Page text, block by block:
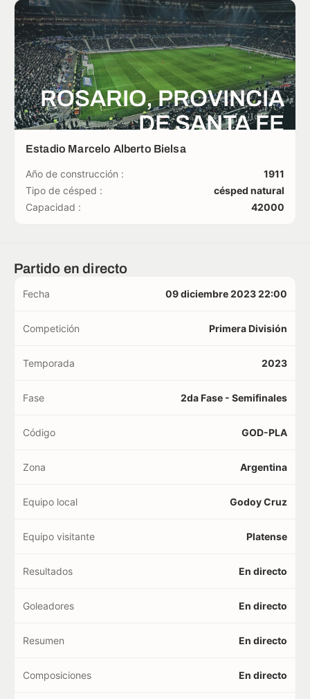
ROSARIO, PROVINCIA
DE SANTA FE
Estadio Marcelo Alberto Bielsa
Año de construcción :
1911
Tipo de césped :
césped natural
Capacidad :
42000
Partido en directo
Fecha 09 diciembre 2023 22:00
Competición Primera División
Temporada 2023
Fase 2da Fase - Semifinales
Código GOD-PLA
Zona Argentina
Equipo local Godoy Cruz
Equipo visitante Platense
Resultados En directo
Goleadores En directo
Resumen En directo
Composiciones En directo